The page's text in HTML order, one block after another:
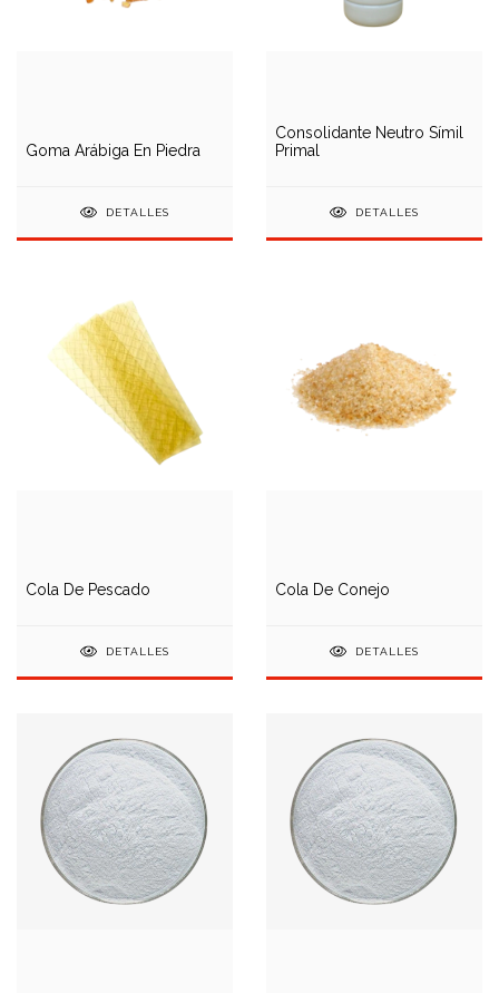
Goma Arábiga En Piedra
DETALLES
Consolidante Neutro Símil
Primal
DETALLES
Cola De Pescado
DETALLES
Cola De Conejo
DETALLES